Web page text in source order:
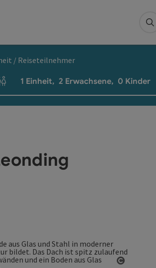
Einheit / Reiseteilnehmer
und Personenfelder
1 Einheit, 2 Erwachsene, 0 Kinder